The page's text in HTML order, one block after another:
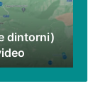
dintorni)